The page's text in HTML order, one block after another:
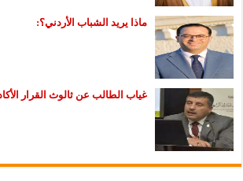
ماذا يريد الشباب الأردني؟:
غياب الطالب عن ثالوث القرار